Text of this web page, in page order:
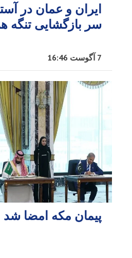
ایران و عمان در
سر بازگشایی تنگه
7 آگوست 16:46
پیمان مکه امضا شد